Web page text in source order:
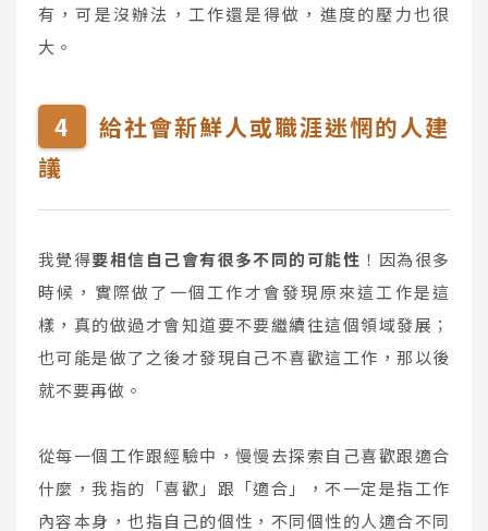
有，可是沒辦法，工作還是得做，進度的壓力也很
大。
給社會新鮮人或職涯迷惘的人建
議
我覺得要相信自己會有很多不同的可能性 ！因為很多
時候，實際做了一個工作才會發現原來這工作是這
樣，真的做過才會知道要不要繼續往這個領域發展；
也可能是做了之後才發現自己不喜歡這工作，那以後
就不要再做。
從每一個工作跟經驗中，慢慢去探索自己喜歡跟適合
什麼，我指的「喜歡」跟「適合」，不一定是指工作
內容本身，也指自己的個性，不同個性的人適合不同